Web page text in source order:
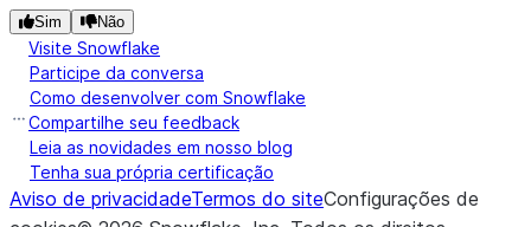
Sim Não
Visite Snowflake
Participe da conversa
Como desenvolver com Snowflake
Compartilhe seu feedback
Leia as novidades em nosso blog
Tenha sua própria certificação
Aviso de privacidadeTermos do siteConfigurações de